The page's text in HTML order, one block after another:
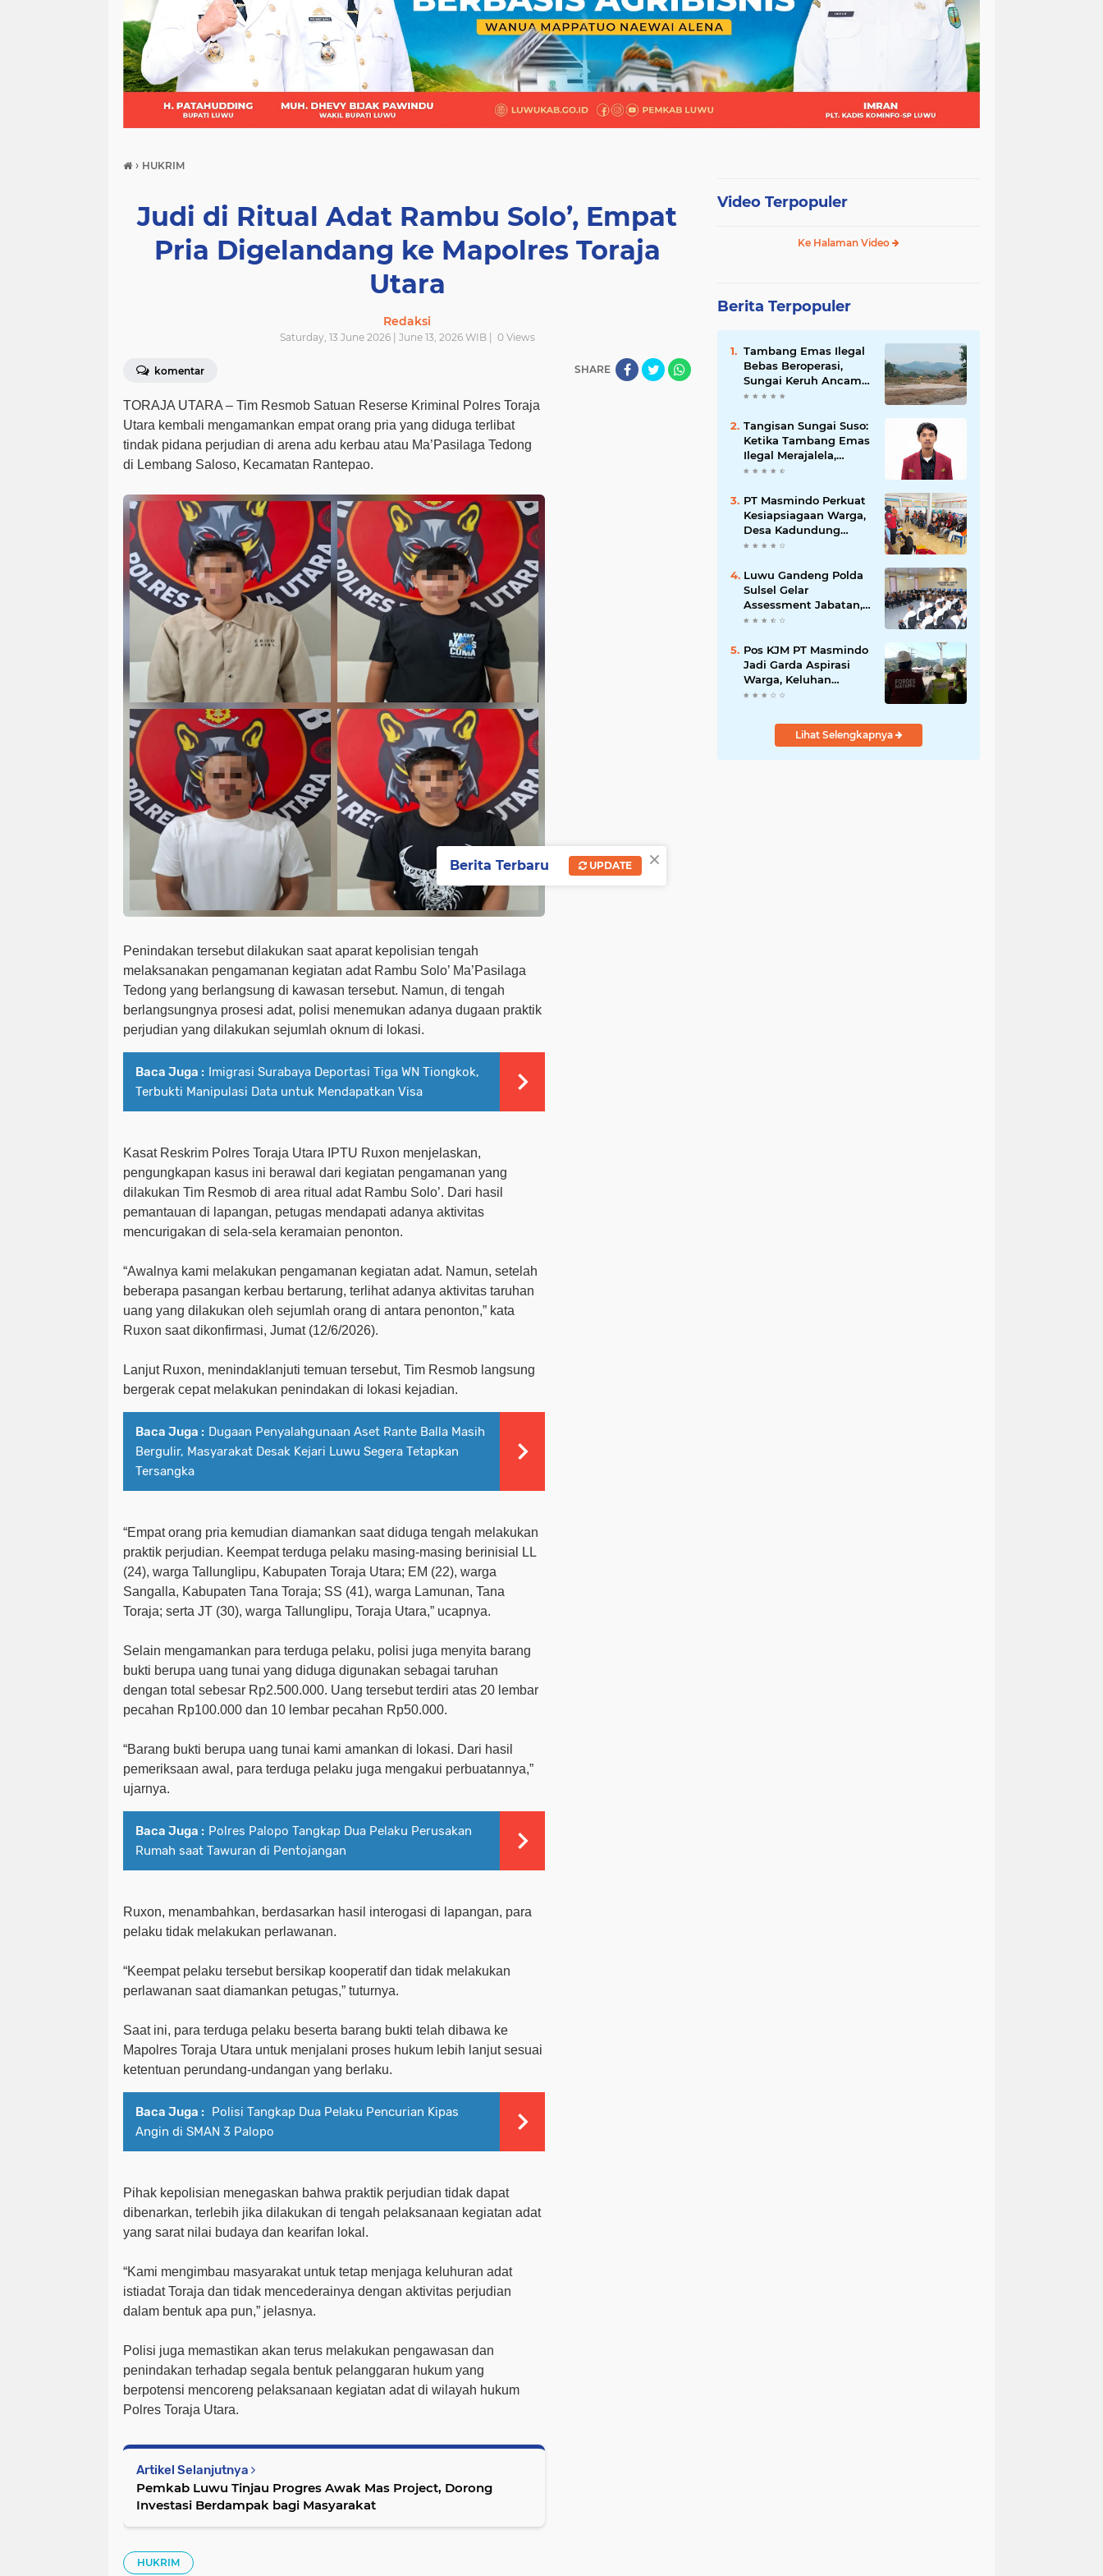
(21) (9) (7)
› HUKRIM
Judi di Ritual Adat Rambu Solo’, Empat
Pria Digelandang ke Mapolres Toraja
Utara
Redaksi
Saturday, 13 June 2026 | June 13, 2026 WIB | 0Views
komentar SHARE
TORAJA UTARA – Tim Resmob Satuan Reserse Kriminal Polres Toraja
Utara kembali mengamankan empat orang pria yang diduga terlibat
tindak pidana perjudian di arena adu kerbau atau Ma’Pasilaga Tedong
di Lembang Saloso, Kecamatan Rantepao.
Penindakan tersebut dilakukan saat aparat kepolisian tengah
melaksanakan pengamanan kegiatan adat Rambu Solo’ Ma’Pasilaga
Tedong yang berlangsung di kawasan tersebut. Namun, di tengah
berlangsungnya prosesi adat, polisi menemukan adanya dugaan praktik
perjudian yang dilakukan sejumlah oknum di lokasi.
Baca Juga : Imigrasi Surabaya Deportasi Tiga WN Tiongkok,
Terbukti Manipulasi Data untuk Mendapatkan Visa
Kasat Reskrim Polres Toraja Utara IPTU Ruxon menjelaskan,
pengungkapan kasus ini berawal dari kegiatan pengamanan yang
dilakukan Tim Resmob di area ritual adat Rambu Solo’. Dari hasil
pemantauan di lapangan, petugas mendapati adanya aktivitas
mencurigakan di sela-sela keramaian penonton.
“Awalnya kami melakukan pengamanan kegiatan adat. Namun, setelah
beberapa pasangan kerbau bertarung, terlihat adanya aktivitas taruhan
uang yang dilakukan oleh sejumlah orang di antara penonton,” kata
Ruxon saat dikonfirmasi, Jumat (12/6/2026).
Lanjut Ruxon, menindaklanjuti temuan tersebut, Tim Resmob langsung
bergerak cepat melakukan penindakan di lokasi kejadian.
Baca Juga : Dugaan Penyalahgunaan Aset Rante Balla Masih
Bergulir, Masyarakat Desak Kejari Luwu Segera Tetapkan
Tersangka
“Empat orang pria kemudian diamankan saat diduga tengah melakukan
praktik perjudian. Keempat terduga pelaku masing-masing berinisial LL
(24), warga Tallunglipu, Kabupaten Toraja Utara; EM (22), warga
Sangalla, Kabupaten Tana Toraja; SS (41), warga Lamunan, Tana
Toraja; serta JT (30), warga Tallunglipu, Toraja Utara,” ucapnya.
Selain mengamankan para terduga pelaku, polisi juga menyita barang
bukti berupa uang tunai yang diduga digunakan sebagai taruhan
dengan total sebesar Rp2.500.000. Uang tersebut terdiri atas 20 lembar
pecahan Rp100.000 dan 10 lembar pecahan Rp50.000.
“Barang bukti berupa uang tunai kami amankan di lokasi. Dari hasil
pemeriksaan awal, para terduga pelaku juga mengakui perbuatannya,”
ujarnya.
Baca Juga : Polres Palopo Tangkap Dua Pelaku Perusakan
Rumah saat Tawuran di Pentojangan
Ruxon, menambahkan, berdasarkan hasil interogasi di lapangan, para
pelaku tidak melakukan perlawanan.
“Keempat pelaku tersebut bersikap kooperatif dan tidak melakukan
perlawanan saat diamankan petugas,” tuturnya.
Saat ini, para terduga pelaku beserta barang bukti telah dibawa ke
Mapolres Toraja Utara untuk menjalani proses hukum lebih lanjut sesuai
ketentuan perundang-undangan yang berlaku.
Baca Juga : Polisi Tangkap Dua Pelaku Pencurian Kipas
Angin di SMAN 3 Palopo
Pihak kepolisian menegaskan bahwa praktik perjudian tidak dapat
dibenarkan, terlebih jika dilakukan di tengah pelaksanaan kegiatan adat
yang sarat nilai budaya dan kearifan lokal.
“Kami mengimbau masyarakat untuk tetap menjaga keluhuran adat
istiadat Toraja dan tidak mencederainya dengan aktivitas perjudian
dalam bentuk apa pun,” jelasnya.
Polisi juga memastikan akan terus melakukan pengawasan dan
penindakan terhadap segala bentuk pelanggaran hukum yang
berpotensi mencoreng pelaksanaan kegiatan adat di wilayah hukum
Polres Toraja Utara.
Artikel Selanjutnya
Pemkab Luwu Tinjau Progres Awak Mas Project, Dorong
Investasi Berdampak bagi Masyarakat
HUKRIM
Video Terpopuler
Ke Halaman Video
Berita Terpopuler
Tambang Emas Ilegal
Bebas Beroperasi,
Sungai Keruh Ancam
Sawah dan Air Bersih
Tangisan Sungai Suso:
Ketika Tambang Emas
Ilegal Merajalela,
Negara Seolah
PT Masmindo Perkuat
Kesiapsiagaan Warga,
Desa Kadundung
Resmi Menjadi Desa
Luwu Gandeng Polda
Sulsel Gelar
Assessment Jabatan,
Perkuat Penempatan
Kompetensi
Pos KJM PT Masmindo
Jadi Garda Aspirasi
Warga, Keluhan
Ditangani Maksimal
Lihat Selengkapnya
×
Berita Terbaru UPDATE